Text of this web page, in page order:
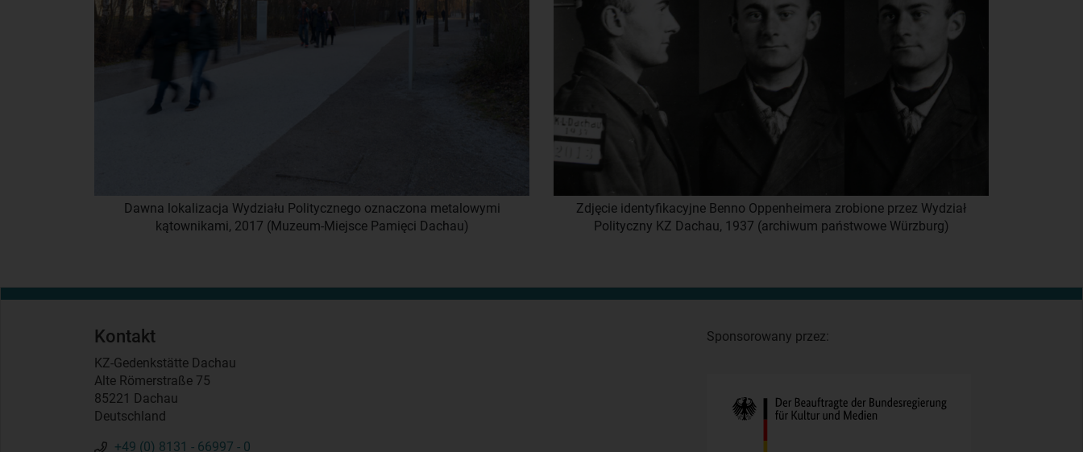
Dawna lokalizacja Wydziału Politycznego oznaczona metalowymi
kątownikami, 2017 (Muzeum-Miejsce Pamięci Dachau)
Zdjęcie identyfikacyjne Benno Oppenheimera zrobione przez Wydział
Polityczny KZ Dachau, 1937 (archiwum państwowe Würzburg)
Kontakt
KZ-Gedenkstätte Dachau
Alte Römerstraße 75
85221 Dachau
Deutschland
+49 (0) 8131 - 66997 - 0
Sponsorowany przez: